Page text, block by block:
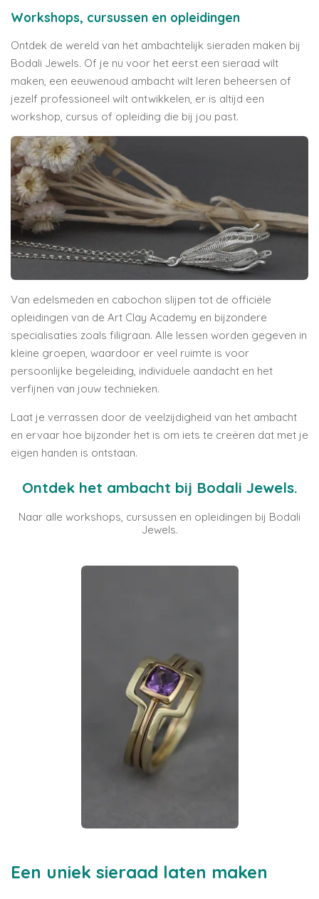
Workshops, cursussen en opleidingen
Ontdek de wereld van het ambachtelijk sieraden maken bij
Bodali Jewels. Of je nu voor het eerst een sieraad wilt
maken, een eeuwenoud ambacht wilt leren beheersen of
jezelf professioneel wilt ontwikkelen, er is altijd een
workshop, cursus of opleiding die bij jou past.
Van edelsmeden en cabochon slijpen tot de officiële
opleidingen van de Art Clay Academy en bijzondere
specialisaties zoals filigraan. Alle lessen worden gegeven in
kleine groepen, waardoor er veel ruimte is voor
persoonlijke begeleiding, individuele aandacht en het
verfijnen van jouw technieken.
Laat je verrassen door de veelzijdigheid van het ambacht
en ervaar hoe bijzonder het is om iets te creëren dat met je
eigen handen is ontstaan.
Ontdek het ambacht bij Bodali Jewels.
Naar alle workshops, cursussen en opleidingen bij Bodali
Jewels.
Een uniek sieraad laten maken